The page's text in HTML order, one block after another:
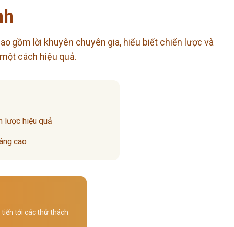
gồm lời khuyên chuyên gia, hiểu biết chiến lược và
cách hiệu quả.
lược hiệu quả
cao
tới các thử thách